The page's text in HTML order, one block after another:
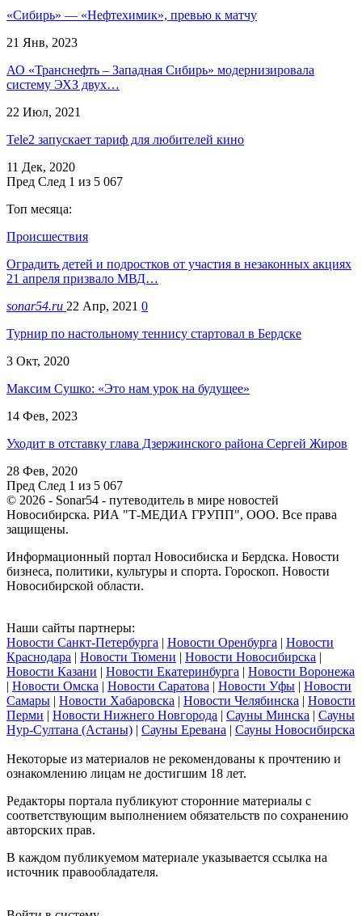
«Сибирь» — «Нефтехимик», превью к матчу
21 Янв, 2023
АО «Транснефть – Западная Сибирь» модернизировала
систему ЭХЗ двух…
22 Июл, 2021
Tele2 запускает тариф для любителей кино
11 Дек, 2020
Пред След 1 из 5 067
Топ месяца:
Происшествия
Оградить детей и подростков от участия в незаконных акциях
21 апреля призвало МВД…
sonar54.ru 22 Апр, 2021 0
Турнир по настольному теннису стартовал в Бердске
3 Окт, 2020
Максим Сушко: «Это нам урок на будущее»
14 Фев, 2023
Уходит в отставку глава Дзержинского района Сергей Жиров
28 Фев, 2020
Пред След 1 из 5 067
© 2026 - Sonar54 - путеводитель в мире новостей
Новосибирска. РИА "Т-МЕДИА ГРУПП", ООО. Все права
защищены.
Информационный портал Новосибиска и Бердска. Новости
бизнеса, политики, культуры и спорта. Гороскоп. Новости
Новосибирской области.
Наши сайты партнеры:
Новости Санкт-Петербурга | Новости Оренбурга | Новости
Краснодара | Новости Тюмени | Новости Новосибирска |
Новости Казани | Новости Екатеринбурга | Новости Воронежа
| Новости Омска | Новости Саратова | Новости Уфы | Новости
Самары | Новости Хабаровска | Новости Челябинска | Новости
Перми | Новости Нижнего Новгорода | Сауны Минска | Сауны
Нур-Султана (Астаны) | Сауны Еревана | Сауны Новосибирска
Некоторые из материалов не рекомендованы к прочтению и
ознакомлению лицам не достигшим 18 лет.
Редакторы портала публикуют сторонние материалы с
соответствующим выполнением обязательств по сохранению
авторских прав.
В каждом публикуемом материале указывается ссылка на
источник правообладателя.